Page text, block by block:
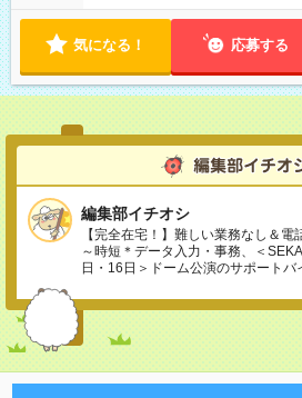
気になる！ 応募する
編集部イチオシ
【完全在宅！】難しい業務なし＆
～時短＊データ入力・事務、＜
日・16日＞ドーム公演のサポートバ